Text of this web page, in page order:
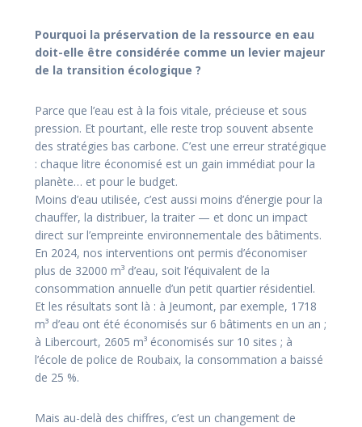
Pourquoi la préservation de la ressource en eau
doit-elle être considérée comme un levier majeur
de la transition écologique ?
Parce que l’eau est à la fois vitale, précieuse et sous
pression. Et pourtant, elle reste trop souvent absente
des stratégies bas carbone. C’est une erreur stratégique
: chaque litre économisé est un gain immédiat pour la
planète… et pour le budget.
Moins d’eau utilisée, c’est aussi moins d’énergie pour la
chauffer, la distribuer, la traiter — et donc un impact
direct sur l’empreinte environnementale des bâtiments.
En 2024, nos interventions ont permis d’économiser
plus de 32000 m³ d’eau, soit l’équivalent de la
consommation annuelle d’un petit quartier résidentiel.
Et les résultats sont là : à Jeumont, par exemple, 1718
m³ d’eau ont été économisés sur 6 bâtiments en un an ;
à Libercourt, 2605 m³ économisés sur 10 sites ; à
l’école de police de Roubaix, la consommation a baissé
de 25 %.
Mais au-delà des chiffres, c’est un changement de